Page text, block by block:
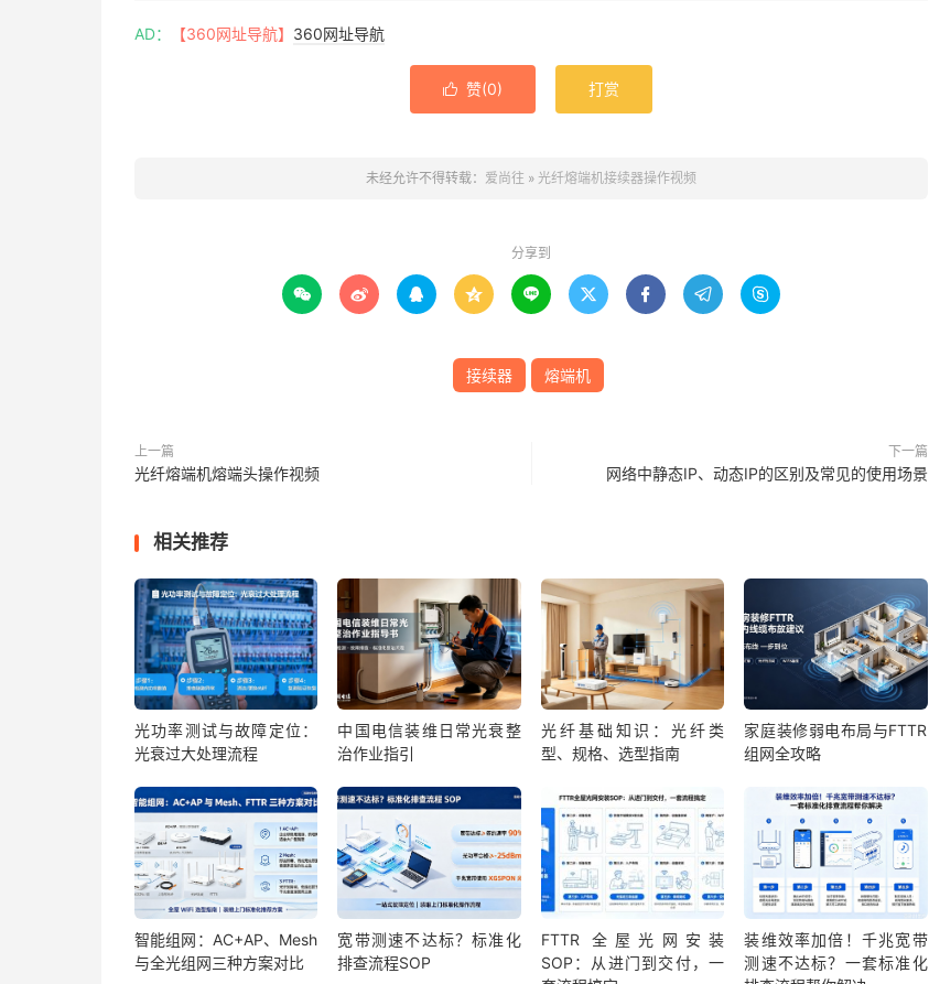
AD： 【360网址导航】 360网址导航
 赞(0) 打赏
未经允许不得转载： 爱尚往 » 光纤熔端机接续器操作视频
分享到
        
接续器 熔端机
上一篇
光纤熔端机熔端头操作视频
下一篇
网络中静态IP、动态IP的区别及常见的使用场景
相关推荐
光功率测试与故障定位：
光衰过大处理流程
中国电信装维日常光衰整
治作业指引
光纤基础知识：光纤类
型、规格、选型指南
家庭装修弱电布局与FTTR
组网全攻略
智能组网：AC+AP、Mesh
与全光组网三种方案对比
宽带测速不达标？标准化
排查流程SOP
FTTR 全屋光网安装
SOP：从进门到交付，一
装维效率加倍！千兆宽带
测速不达标？一套标准化